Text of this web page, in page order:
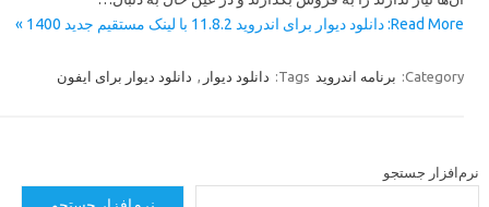
Read More: دانلود دیوار برای اندروید 11.8.2 با لینک مستقیم جدید 1400 »
Category: برنامه اندروید Tags: دانلود دیوار, دانلود دیوار برای ایفون
جستجو